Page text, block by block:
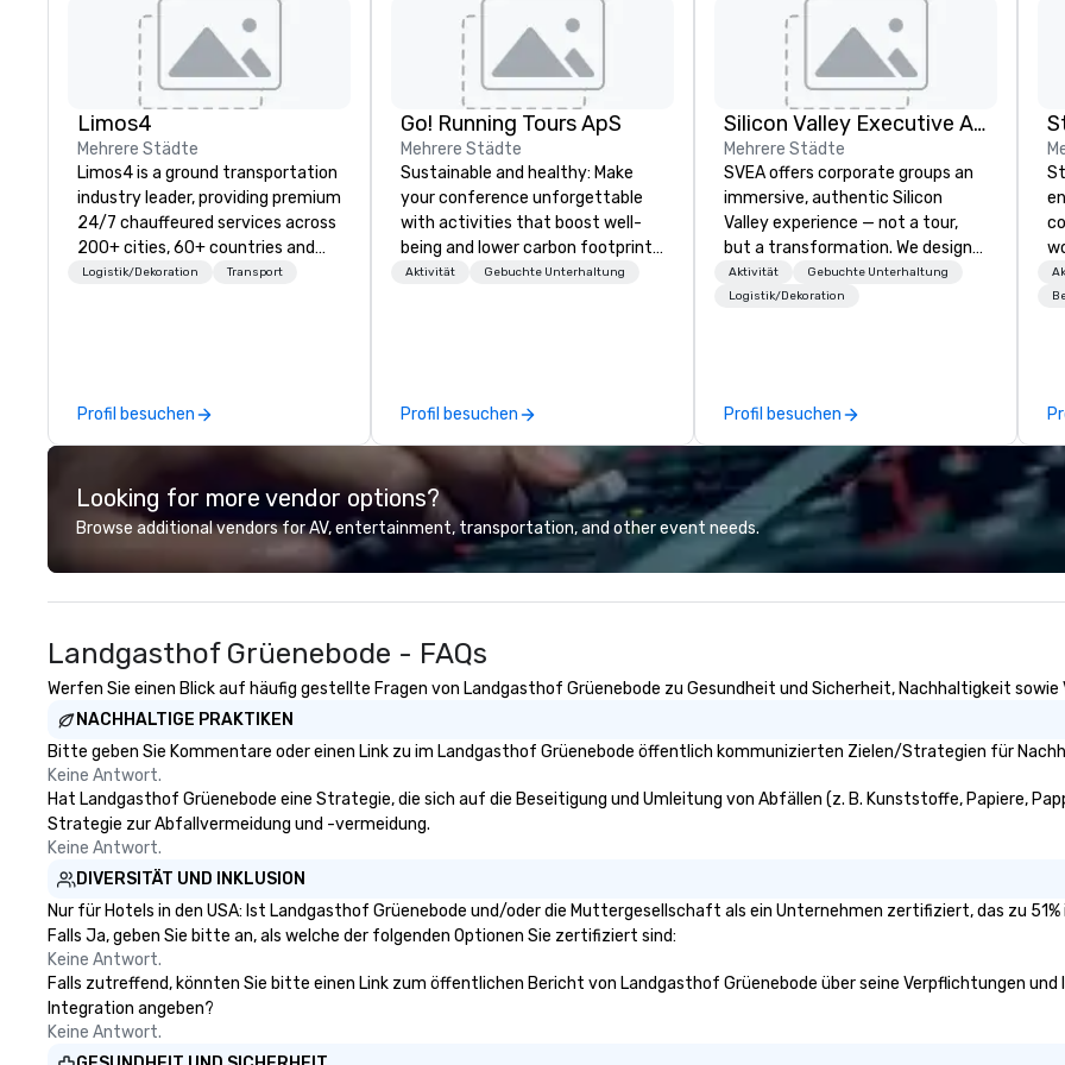
Limos4
Mehrere Städte
Limos4 is a ground transportation
industry leader, providing premium
24/7 chauffeured services across
200+ cities, 60+ countries and
250+ airports. Limos4 clients
its kind today. Established in 2010
in Switzerland, and running
decade, Limos4 enables travelers
to reliably arrange their journeys
throughout the world in minutes,
whatever chauffeured vehicle
type they wish to use. Limos4’s
quality of chauffeured service
worldwide through state-of-the-
art technologies, human touch
and advanced quality assurance
protocol. Our comprehensive
service offerings include airport
transfers, cruise port transfers,
roadshows, long distance rides
and event transportation service.
Livery solutions, ride statuses and
some of the Limos4 products
that bring necessary flexibility
and seamlessness in today’s
fast-paced world.
Logistik/Dekoration Transport
Profil besuchen
Go! Running Tours ApS
Mehrere Städte
Sustainable and healthy: Make
your conference unforgettable
with activities that boost well-
being and lower carbon footprints.
Explore the world on the run with
Aktivität Gebuchte Unterhaltung
Profil besuchen
Silicon Valley Executive Academy
Mehrere Städte
SVEA offers corporate groups an
immersive, authentic Silicon
Valley experience — not a tour,
but a transformation. We design
and facilitate custom executive
innovation tours, learning
delegations, incentive groups, and
corporate offsites. Whether your
group wants to think like a Silicon
Valley founder, explore the
mindsets driving the world's
fastest-growing companies, or
walk away with a practical
innovation playbook, SVEA
for groups of 10–200. Fully
seniority, and objectives.
Aktivität
Gebuchte Unterhaltung
Logistik/Dekoration
Profil besuchen
Looking for more vendor options?
Browse additional vendors for AV, entertainment, transportation, and other event needs.
Landgasthof Grüenebode - FAQs
Werfen Sie einen Blick auf häufig gestellte Fragen von Landgasthof Grüenebode zu Gesundheit und Sicherheit, Nachhaltigkeit sowie
NACHHALTIGE PRAKTIKEN
Bitte geben Sie Kommentare oder einen Link zu im Landgasthof Grüenebode öffentlich kommunizierten Zielen/Strategien für
Keine Antwort.
Hat Landgasthof Grüenebode eine Strategie, die sich auf die Beseitigung und Umleitung von Abfällen (z. B. Kunststoffe, Papiere,
Strategie zur Abfallvermeidung und -vermeidung.
Keine Antwort.
DIVERSITÄT UND INKLUSION
Nur für Hotels in den USA: Ist Landgasthof Grüenebode und/oder die Muttergesellschaft als ein Unternehmen zertifiziert, das zu
Falls Ja, geben Sie bitte an, als welche der folgenden Optionen Sie zertifiziert sind:
Keine Antwort.
Falls zutreffend, könnten Sie bitte einen Link zum öffentlichen Bericht von Landgasthof Grüenebode über seine Verpflichtungen
Integration angeben?
Keine Antwort.